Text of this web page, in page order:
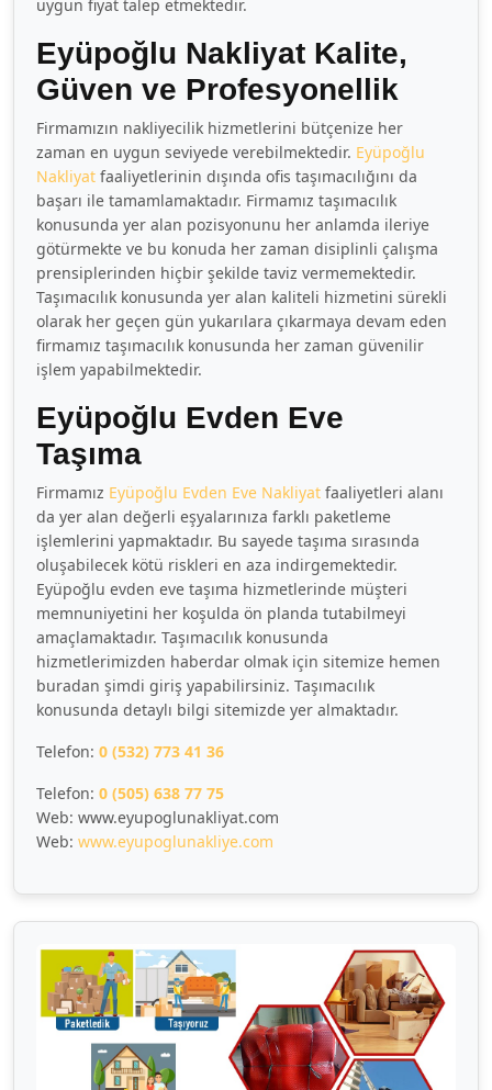
uygun fiyat talep etmektedir.
Eyüpoğlu Nakliyat Kalite,
Güven ve Profesyonellik
Firmamızın nakliyecilik hizmetlerini bütçenize her
zaman en uygun seviyede verebilmektedir. Eyüpoğlu
Nakliyat faaliyetlerinin dışında ofis taşımacılığını da
başarı ile tamamlamaktadır. Firmamız taşımacılık
konusunda yer alan pozisyonunu her anlamda ileriye
götürmekte ve bu konuda her zaman disiplinli çalışma
prensiplerinden hiçbir şekilde taviz vermemektedir.
Taşımacılık konusunda yer alan kaliteli hizmetini sürekli
olarak her geçen gün yukarılara çıkarmaya devam eden
firmamız taşımacılık konusunda her zaman güvenilir
işlem yapabilmektedir.
Eyüpoğlu Evden Eve
Taşıma
Firmamız Eyüpoğlu Evden Eve Nakliyat faaliyetleri alanı
da yer alan değerli eşyalarınıza farklı paketleme
işlemlerini yapmaktadır. Bu sayede taşıma sırasında
oluşabilecek kötü riskleri en aza indirgemektedir.
Eyüpoğlu evden eve taşıma hizmetlerinde müşteri
memnuniyetini her koşulda ön planda tutabilmeyi
amaçlamaktadır. Taşımacılık konusunda
hizmetlerimizden haberdar olmak için sitemize hemen
buradan şimdi giriş yapabilirsiniz. Taşımacılık
konusunda detaylı bilgi sitemizde yer almaktadır.
Telefon: 0 (532) 773 41 36
Telefon: 0 (505) 638 77 75
Web: www.eyupoglunakliyat.com
Web: www.eyupoglunakliye.com